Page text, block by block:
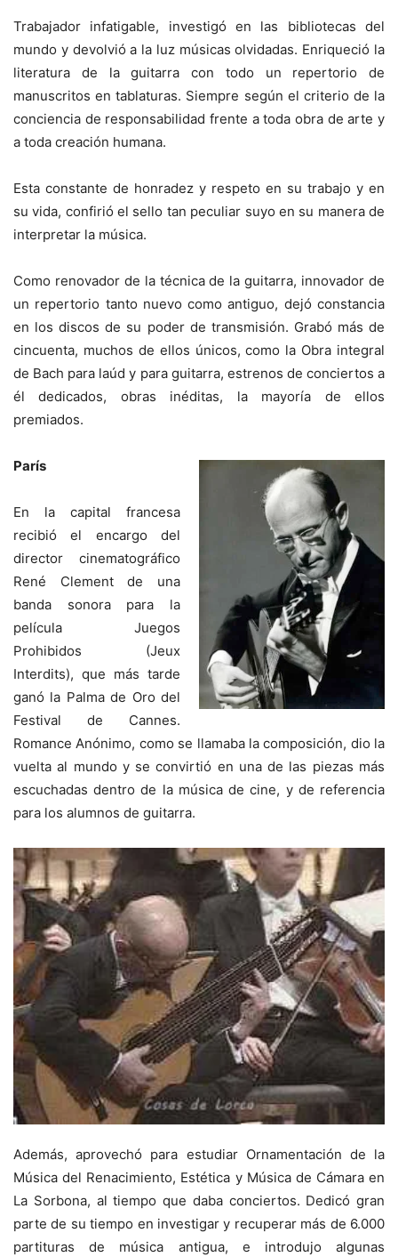
Trabajador infatigable, investigó en las bibliotecas del
mundo y devolvió a la luz músicas olvidadas. Enriqueció la
literatura de la guitarra con todo un repertorio de
manuscritos en tablaturas. Siempre según el criterio de la
conciencia de responsabilidad frente a toda obra de arte y
a toda creación humana.
Esta constante de honradez y respeto en su trabajo y en
su vida, confirió el sello tan peculiar suyo en su manera de
interpretar la música.
Como renovador de la técnica de la guitarra, innovador de
un repertorio tanto nuevo como antiguo, dejó constancia
en los discos de su poder de transmisión. Grabó más de
cincuenta, muchos de ellos únicos, como la Obra integral
de Bach para laúd y para guitarra, estrenos de conciertos a
él dedicados, obras inéditas, la mayoría de ellos
premiados.
París
En la capital francesa
recibió el encargo del
director cinematográfico
René Clement de una
banda sonora para la
película Juegos
Prohibidos (Jeux
Interdits), que más tarde
ganó la Palma de Oro del
Festival de Cannes.
Romance Anónimo, como se llamaba la composición, dio la
vuelta al mundo y se convirtió en una de las piezas más
escuchadas dentro de la música de cine, y de referencia
para los alumnos de guitarra.
Además, aprovechó para estudiar Ornamentación de la
Música del Renacimiento, Estética y Música de Cámara en
La Sorbona, al tiempo que daba conciertos. Dedicó gran
parte de su tiempo en investigar y recuperar más de 6.000
partituras de música antigua, e introdujo algunas